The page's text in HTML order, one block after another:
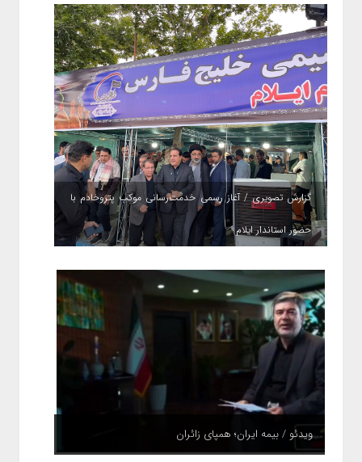
گزارش تصویری / آغاز رسمی خدمت‌رسانی موکب پتروخادم با
حضور استاندار ایلام
ویدئو / بیمه ایران؛ همپای زائران